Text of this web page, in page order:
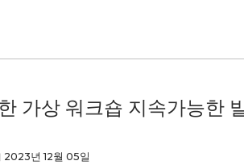
가상 워크숍 지속가능한
2023년 12월 05일